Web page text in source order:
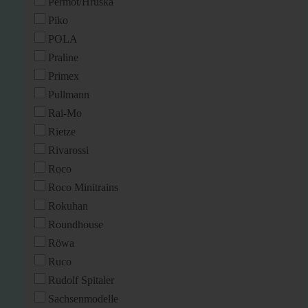
Piko
POLA
Praline
Primex
Pullmann
Rai-Mo
Rietze
Rivarossi
Roco
Roco Minitrains
Rokuhan
Roundhouse
Röwa
Ruco
Rudolf Spitaler
Sachsenmodelle